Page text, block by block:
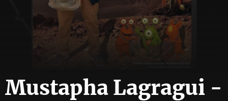
Mustapha Lagragui -